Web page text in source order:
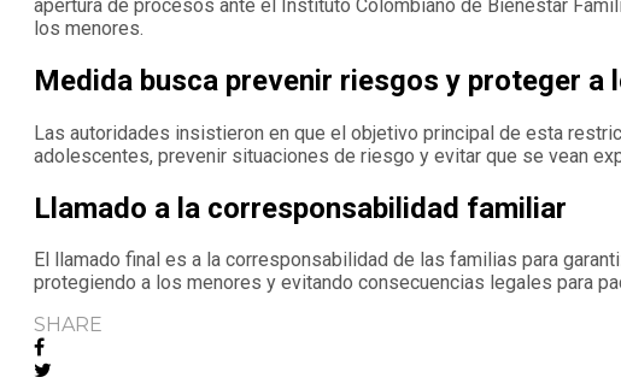
apertura de procesos ante el Instituto Colombiano de Bienestar
los menores.
Medida busca prevenir riesgos y proteger a
Las autoridades insistieron en que el objetivo principal de esta
adolescentes, prevenir situaciones de riesgo y evitar que se vean
Llamado a la corresponsabilidad familiar
El llamado final es a la corresponsabilidad de las familias para
protegiendo a los menores y evitando consecuencias legales para
SHARE